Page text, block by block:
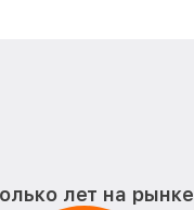
лет на рынке